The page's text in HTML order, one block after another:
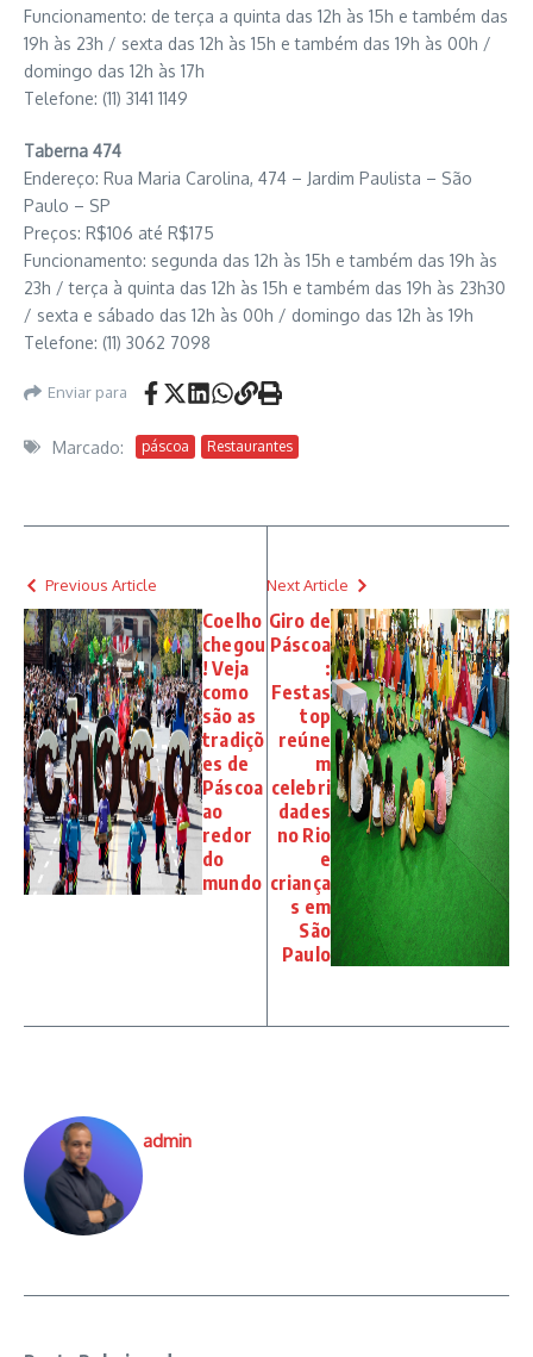
Funcionamento: de terça a quinta das 12h às 15h e também das
19h às 23h / sexta das 12h às 15h e também das 19h às 00h /
domingo das 12h às 17h
Telefone: (11) 3141 1149
Taberna 474
Endereço: Rua Maria Carolina, 474 – Jardim Paulista – São
Paulo – SP
Preços: R$106 até R$175
Funcionamento: segunda das 12h às 15h e também das 19h às
23h / terça à quinta das 12h às 15h e também das 19h às 23h30
/ sexta e sábado das 12h às 00h / domingo das 12h às 19h
Telefone: (11) 3062 7098
Enviar para
Marcado: páscoa Restaurantes
Previous Article
Coelho
chegou
! Veja
como
são as
tradiçõ
es de
Páscoa
ao
redor
do
mundo
Next Article
Giro de
Páscoa
:
Festas
top
reúne
m
celebri
dades
no Rio
e
criança
s em
São
Paulo
admin